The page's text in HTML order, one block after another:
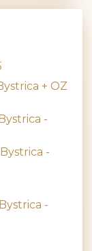
+ OZ
-
-
-